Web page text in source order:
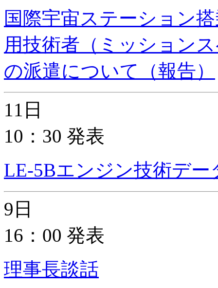
国際宇宙ステーション
用技術者（ミッション
の派遣について（報告）
11日
10：30 発表
LE-5Bエンジン技術デ
9日
16：00 発表
理事長談話